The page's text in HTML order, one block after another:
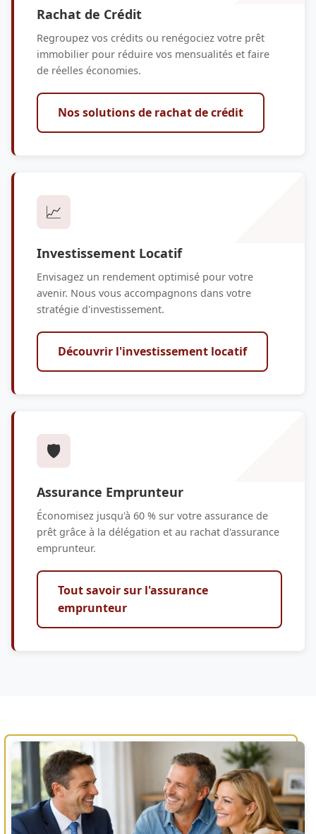
Rachat de Crédit
Regroupez vos crédits ou renégociez votre prêt
immobilier pour réduire vos mensualités et faire
de réelles économies.
Nos solutions de rachat de crédit
📈
Investissement Locatif
Envisagez un rendement optimisé pour votre
avenir. Nous vous accompagnons dans votre
stratégie d'investissement.
Découvrir l'investissement locatif
🛡️
Assurance Emprunteur
Économisez jusqu'à 60 % sur votre assurance de
prêt grâce à la délégation et au rachat d'assurance
emprunteur.
Tout savoir sur l'assurance
emprunteur